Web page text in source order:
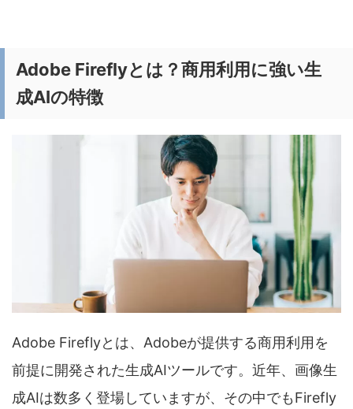
Adobe Fireflyとは？商用利用に強い生
成AIの特徴
Adobe Fireflyとは、Adobeが提供する商用利用を
前提に開発された生成AIツールです。近年、画像生
成AIは数多く登場していますが、その中でもFirefly